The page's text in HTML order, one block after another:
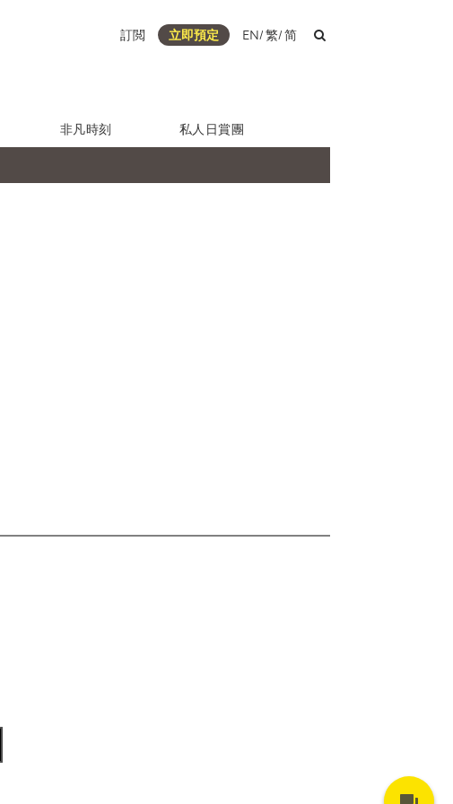
訂閲 立即預定 EN/繁/简
非凡時刻 私人日賞團